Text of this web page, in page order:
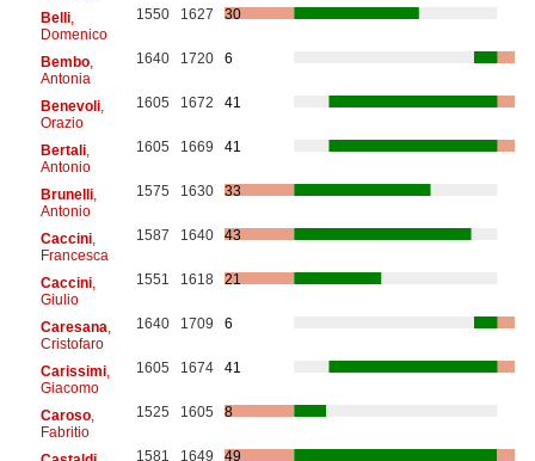
Belli,
Domenico
1550 1627 30
Bembo,
Antonia
1640 1720 6
Benevoli,
Orazio
1605 1672 41
Bertali,
Antonio
1605 1669 41
Brunelli,
Antonio
1575 1630 33
Caccini,
Francesca
1587 1640 43
Caccini,
Giulio
1551 1618 21
Caresana
Cristofaro
1640 1709 6
Carissimi,
Giacomo
1605 1674 41
Caroso,
Fabritio
1525 1605 8
1581 1649 49